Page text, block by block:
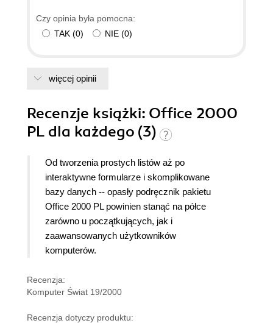
Czy opinia była pomocna:
TAK (0) NIE (0)
więcej opinii
Recenzje książki: Office 2000
PL dla każdego (3)
Od tworzenia prostych listów aż po
interaktywne formularze i skomplikowane
bazy danych -- opasły podręcznik pakietu
Office 2000 PL powinien stanąć na półce
zarówno u początkujących, jak i
zaawansowanych użytkowników
komputerów.
Recenzja:
Komputer Świat 19/2000
Recenzja dotyczy produktu: